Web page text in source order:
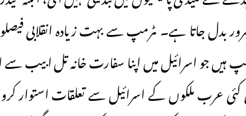
بدل جاتا ہے۔ ـٹرمپ سے بہت زیادہ انقلابی
ہیں جو اسرائیل میں اپنا سفارت خانہ تل ابیب
عرب ملکوں کے اسرائیل سے تعلقات استوار